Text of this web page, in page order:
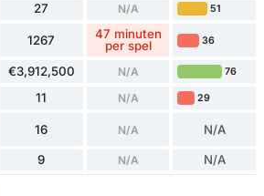
27 N/A 51
1267
47 minuten
per spel
36
€3,912,500 N/A 76
11 N/A 29
16 N/A N/A
9 N/A N/A